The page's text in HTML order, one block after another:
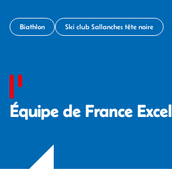
Biathlon Ski club Sallanches tête noire
‍Équipe de France